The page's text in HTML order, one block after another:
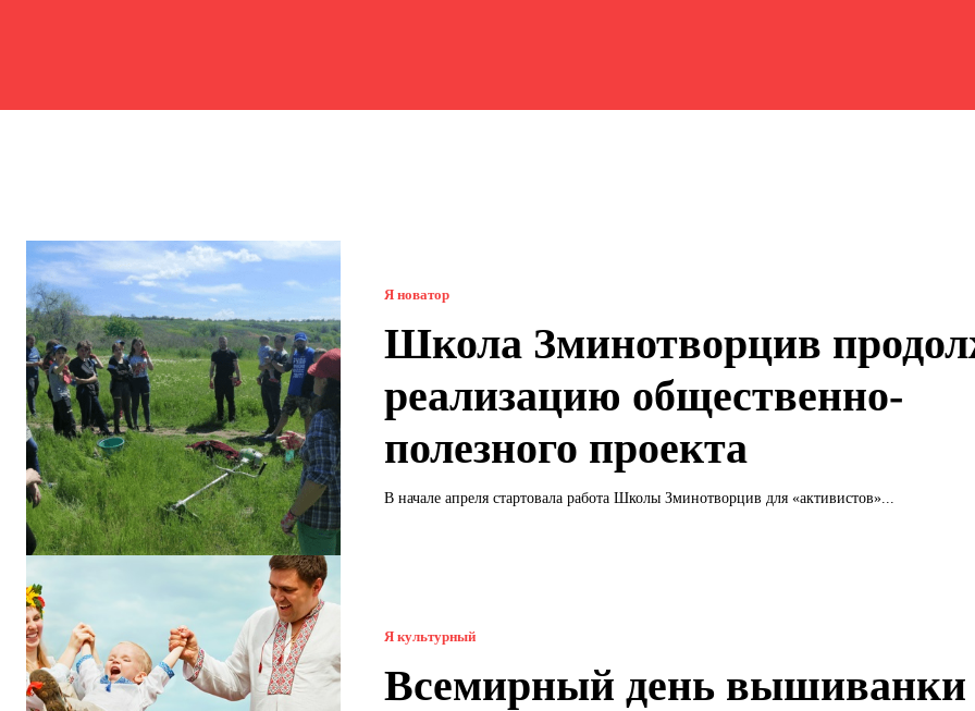
Я новатор
Школа Зминотворцив
реализацию общественно-
полезного проекта
В начале апреля стартовала работа Школы Зминотворцив для «активистов»...
Я культурный
Всемирный день